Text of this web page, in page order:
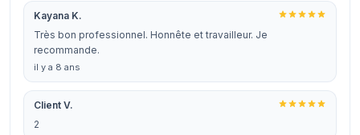
Kayana K.
Très bon professionnel. Honnête et travailleur. Je
recommande.
il y a 8 ans
Client V.
2